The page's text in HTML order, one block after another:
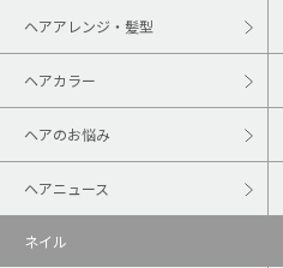
ヘアアレンジ・髪型
ヘアカラー
ヘアのお悩み
ヘアニュース
ネイル